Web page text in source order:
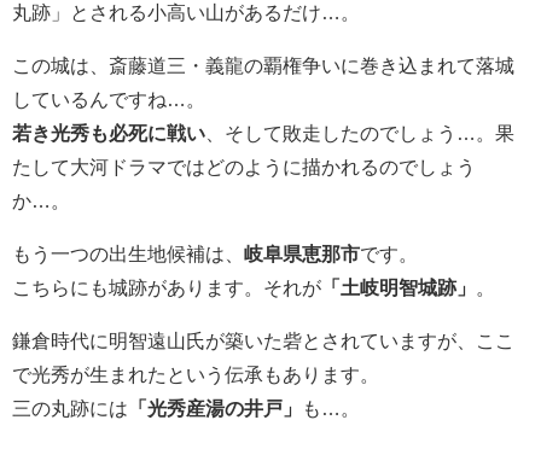
丸跡」とされる小高い山があるだけ…。
この城は、斎藤道三・義龍の覇権争いに巻き込まれて落城
しているんですね…。
若き光秀も必死に戦い 、そして敗走したのでしょう…。果
たして大河ドラマではどのように描かれるのでしょう
か…。
もう一つの出生地候補は、 岐阜県恵那市です。
こちらにも城跡があります。それが 「土岐明智城跡」
鎌倉時代に明智遠山氏が築いた砦とされていますが、ここ
で光秀が生まれたという伝承もあります。
三の丸跡には 「光秀産湯の井戸」 も…。